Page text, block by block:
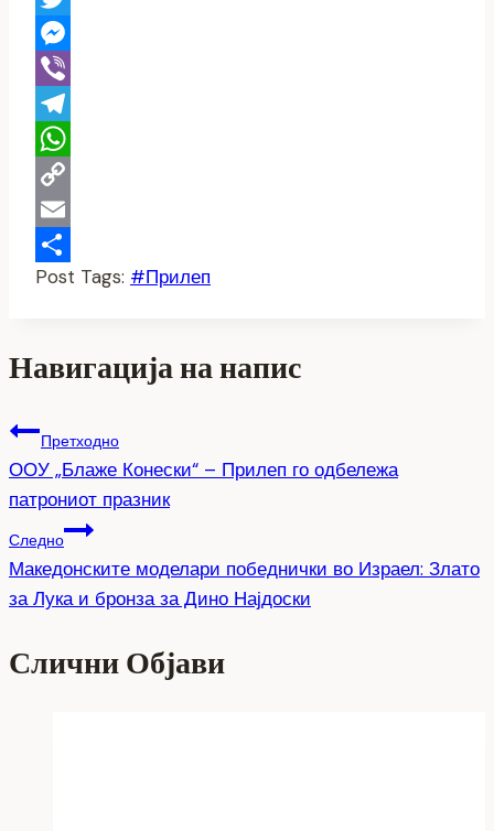
Twitter
Messenger
Viber
Telegram
WhatsApp
Copy
Link
Email
Share
Post Tags: #Прилеп
Навигација на напис
Претходно
ООУ „Блаже Конески“ – Прилеп го одбележа
патрониот празник
Следно
Македонските моделари победнички во Израел: Злато
за Лука и бронза за Дино Најдоски
Слични Објави